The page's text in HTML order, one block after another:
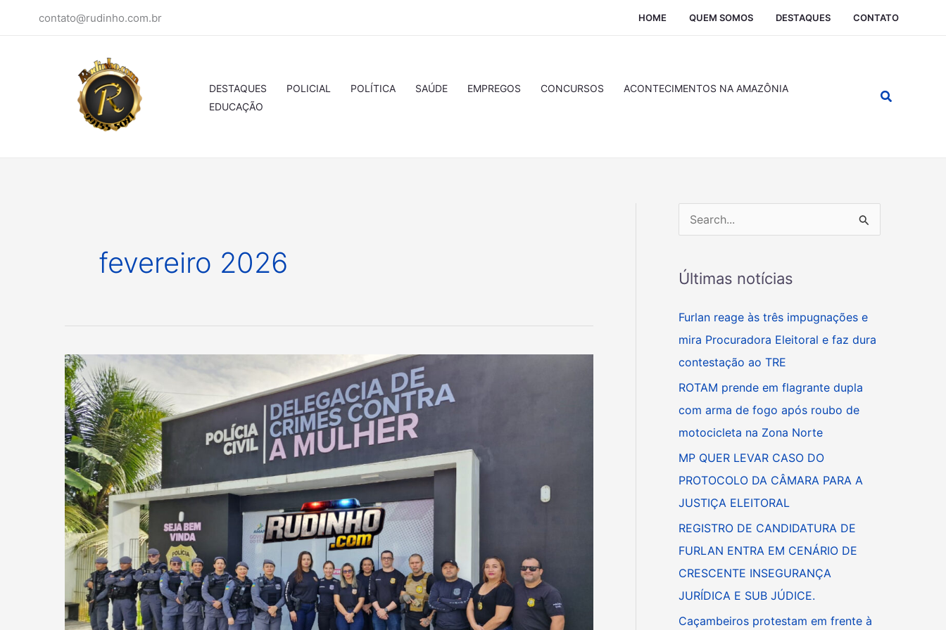
contato@rudinho.com.br HOME QUEM SOMOS DESTAQUES CONTATO
DESTAQUES POLICIAL POLÍTICA SAÚDE EMPREGOS CONCURSOS
ACONTECIMENTOS NA AMAZÔNIA
EDUCAÇÃO
Pesquisar
fevereiro 2026
“OPERAÇÃO
MULHER
SEGURA”
NO
AMAPÁ,
FECHA
O
1º
CICLO
COM
FOCO
NA
REDUÇÃO
u
i
s
a
Últimas notícias
Furlan reage às três impugnações e
mira Procuradora Eleitoral e faz dura
contestação ao TRE
ROTAM prende em flagrante dupla
com arma de fogo após roubo de
motocicleta na Zona Norte
MP QUER LEVAR CASO DO
PROTOCOLO DA CÂMARA PARA A
JUSTIÇA ELEITORAL
REGISTRO DE CANDIDATURA DE
FURLAN ENTRA EM CENÁRIO DE
CRESCENTE INSEGURANÇA
JURÍDICA E SUB JÚDICE.
Caçambeiros protestam em frente à